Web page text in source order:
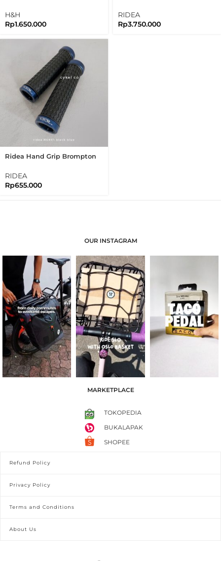
Brompton
H&H
Rp1.650.000
Brompton
RIDEA
Rp3.750.000
Ridea Hand Grip Brompton
Alloy CNC
RIDEA
Rp655.000
OUR INSTAGRAM
MARKETPLACE
TOKOPEDIA
BUKALAPAK
SHOPEE
Refund Policy
Privacy Policy
Terms and Conditions
About Us